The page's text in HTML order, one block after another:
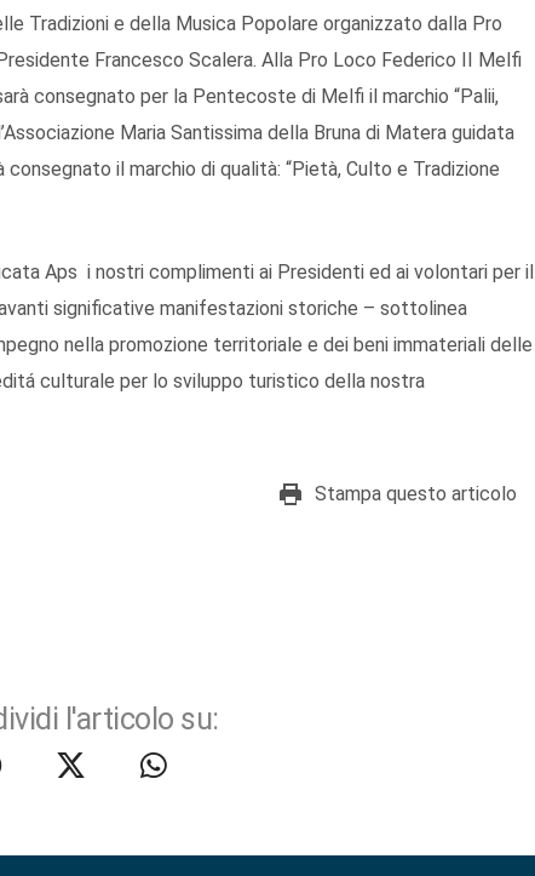
Tradizioni e della Musica Popolare organizzato dalla Pro
Francesco Scalera. Alla Pro Loco Federico II Melfi
consegnato per la Pentecoste di Melfi il marchio “Palii,
Maria Santissima della Bruna di Matera guidata
consegnato il marchio di qualità: “Pietà, Culto e Tradizione
Aps i nostri complimenti ai Presidenti ed ai volontari per il
significative manifestazioni storiche – sottolinea
nella promozione territoriale e dei beni immateriali delle
culturale per lo sviluppo turistico della nostra
Stampa questo articolo
l'articolo su: